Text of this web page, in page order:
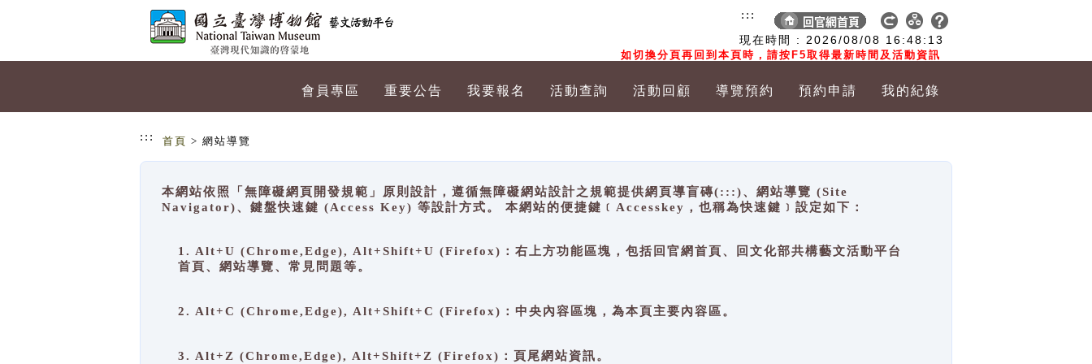
現在時間 : 2026/08/08 16:48:13
如切換分頁再回到本頁時，請按F5取得最新時間及活動資訊
:::
會員專區 重要公告 我要報名 活動查詢 活動回顧 導覽預約 預約申請 我的紀錄
::: 首頁 > 網站導覽
本網站依照「無障礙網頁開發規範」原則設計，遵循無障礙網站設計之規範提供網頁導盲磚(:::)、網站導覽 (Site
Navigator)、鍵盤快速鍵 (Access Key) 等設計方式。 本網站的便捷鍵﹝Accesskey，也稱為快速鍵﹞設定如下：
1. Alt+U (Chrome,Edge), Alt+Shift+U (Firefox)：右上方功能區塊，包括回官網首頁、回文化部共構藝文活動平台
首頁、網站導覽、常見問題等。
2. Alt+C (Chrome,Edge), Alt+Shift+C (Firefox)：中央內容區塊，為本頁主要內容區。
3. Alt+Z (Chrome,Edge), Alt+Shift+Z (Firefox)：頁尾網站資訊。